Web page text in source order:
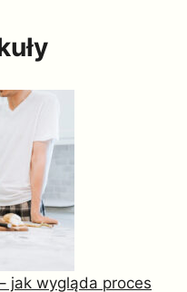
jak wygląda proces